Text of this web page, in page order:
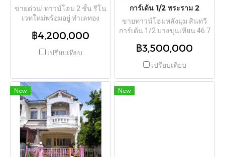
ขายด่วน! ทาวน์โฮม 2 ชั้น รีโน
เวทใหม่พร้อมอยู่ ทำเลทอง
(ซอย 25 แยก 6) เนื้อที่ 22 ตร.ว.
ห้องรับแขก จอดรถได้ 1 คัน
ขวางเดินทางเข้า-ออกสะดวก
เชื่อมต่อทางลัดได้หลายเส้นทาง
ทั้งลาดปลาเค้า, เกษตร-นวมิ
นทร์, พหลโยธิน และลาดพร้าว
ห่างจากสถานีรถไฟฟ้า BTS
สายสีเขียวเพียง 10 นาที เหมาะ
สำหรับอยู่อาศัยหรือปรับทำโฮม
ออฟฟิศ
฿4,200,000
เปรียบเทียบ
การ์เด้น 1/2 พระราม 2
ขายทาวน์โฮมหลังมุม สินทวี
การ์เด้น 1/2 บางขุนเทียน 46.7
เวทใหม่พร้อมอยู่ จอดรถ 2 คัน
2 TPI-3235
฿3,500,000
เปรียบเทียบ
New New